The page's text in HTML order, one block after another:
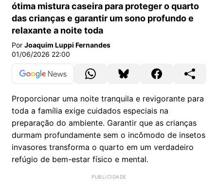
ótima mistura caseira para proteger o quarto
das crianças e garantir um sono profundo e
relaxante a noite toda
Por Joaquim Luppi Fernandes
01/06/2026 22:00
Proporcionar uma noite tranquila e revigorante para
toda a família exige cuidados especiais na
preparação do ambiente. Garantir que as crianças
durmam profundamente sem o incômodo de insetos
invasores transforma o quarto em um verdadeiro
refúgio de bem-estar físico e mental.